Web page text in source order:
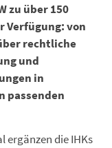
zu über 150
Verfügung: von
rechtliche
und
in
passenden
ergänzen die IHKs